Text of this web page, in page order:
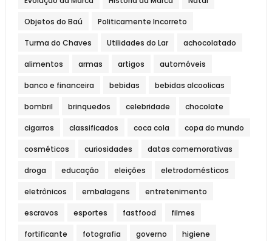
Objetos do Baú Politicamente Incorreto
Turma do Chaves Utilidades do Lar achocolatado
alimentos armas artigos automóveis
banco e financeira bebidas bebidas alcoolicas
bombril brinquedos celebridade chocolate
cigarros classificados coca cola copa do mundo
cosméticos curiosidades datas comemorativas
droga educação eleições eletrodomésticos
eletrônicos embalagens entretenimento
escravos esportes fastfood filmes
fortificante fotografia governo higiene